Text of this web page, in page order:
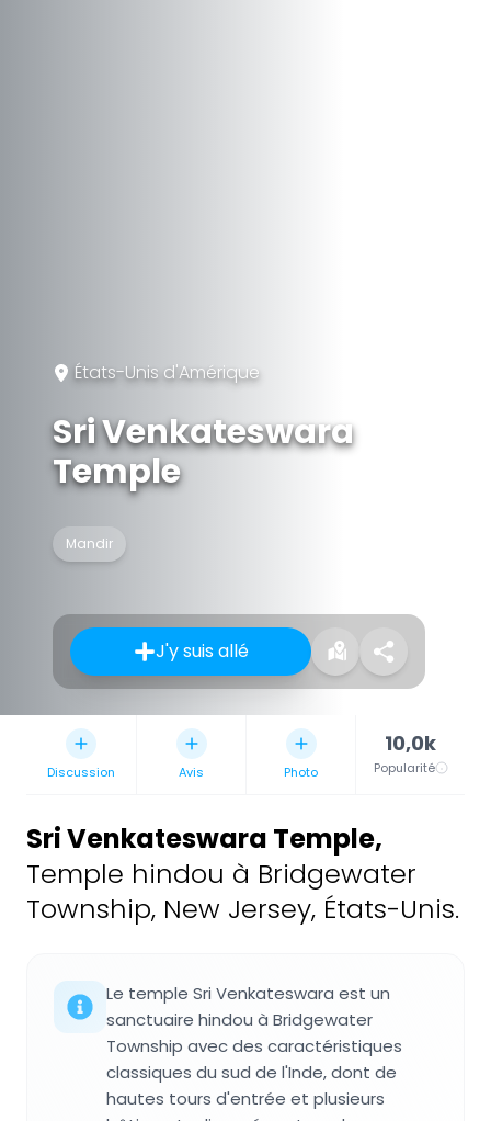
États-Unis d'Amérique
Sri Venkateswara
Temple
Mandir
J'y suis allé
Discussion Avis Photo
10,0k
Popularité
Sri Venkateswara Temple,
Temple hindou à Bridgewater
Township, New Jersey, États-Unis.
Le temple Sri Venkateswara est un
sanctuaire hindou à Bridgewater
Township avec des caractéristiques
classiques du sud de l'Inde, dont de
hautes tours d'entrée et plusieurs